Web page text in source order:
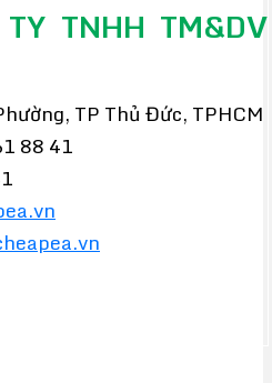
TY TNHH TM&DV
TP Thủ Đức, TPHCM
88 41